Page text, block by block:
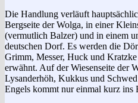
Die Handlung verläuft
Bergseite der Wolga, in einer
(vermutlich Balzer) und in einem
deutschen Dorf. Es werden die
Grimm, Messer, Huck und
erwähnt. Auf der Wiesenseite der
Lysanderhöh, Kukkus und
Engels kommt nur einmal kurz ins